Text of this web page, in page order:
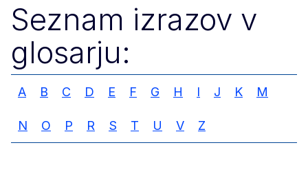
Seznam izrazov v
glosarju:
A B C D E F G H I J K M
N O P R S T U V Z